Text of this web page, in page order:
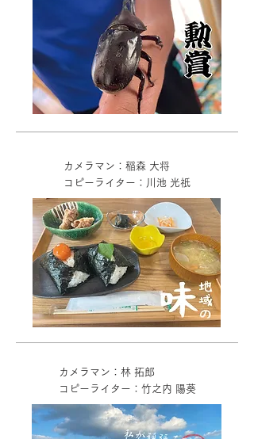
カメラマン：稲森 大将
コピーライター：川池 光祇
カメラマン：林 拓郎
コピーライター：竹之内 陽葵